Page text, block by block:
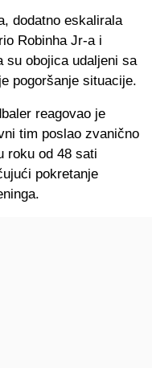
dodatno eskalirala
Robinha Jr-a i
su obojica udaljeni sa
pogoršanje situacije.
reagovao je
tim poslao zvanično
roku od 48 sati
pokretanje